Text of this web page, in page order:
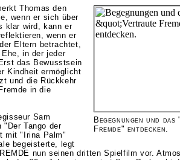
Begegnungen und
Fremde" entdecken.
Thomas den
wenn er sich über
klar wird, kann er
wenn er
Eltern betrachtet,
in der jeder
das Bewusstsein
Kindheit ermöglicht
und die Rückkehr
in die
Sam
"Der Tango der
mit "Irina Palm"
begeisterte, legt
nun seinen dritten Spielfilm vor.